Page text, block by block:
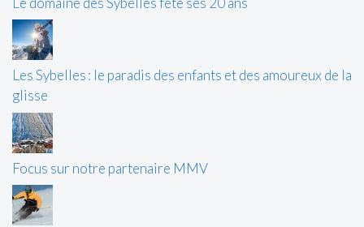
Les Sybelles : le paradis des enfants et des amoureux de la
glisse
Focus sur notre partenaire MMV